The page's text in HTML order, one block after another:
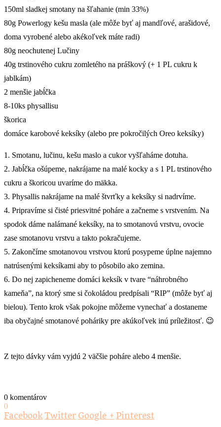
150ml sladkej smotany na šľahanie (min 33%)
80g Powerlogy kešu masla (ale môže byť aj mandľové, arašidové,
doma vyrobené alebo akékoľvek máte radi)
80g neochutenej Lučiny
40g trstinového cukru zomletého na práškový (+ 1 PL cukru k
jablkám)
2 menšie jabĺčka
8-10ks physallisu
škorica
domáce karobové keksíky (alebo pre pokročilých Oreo keksíky)
1. Smotanu, lučinu, kešu maslo a cukor vyšľaháme dotuha.
2. Jabĺčka ošúpeme, nakrájame na malé kocky a s 1 PL trstinového
cukru a škoricou uvaríme do mäkka.
3. Physallis nakrájame na malé štvrťky a keksíky si nadrvíme.
4. Pripravíme si čisté priesvitné poháre a začneme s vrstvením. Na
spodok dáme nalámané keksíky, na to smotanovú vrstvu, ovocie
zase smotanovu vrstvu a takto pokračujeme.
5. Zakončíme smotanovou vrstvou ktorú posypeme úplne najemno
natrúsenými keksíkami aby to pôsobilo ako zemina.
6. Do nej zapicheneme domáci keksík v tvare “náhrobného
kameňa”, na ktorý sme si čokoládou predpísali “RIP” (môže byť aj
bielou). Tento krok však pokojne môžeme vynechať a dostaneme
iba obyčajné smotanové poháriky pre akúkoľvek inú príležitosť. 😉
Z tejto dávky vám vyjdú 2 väčšie poháre alebo 4 menšie.
0 komentárov
0
Facebook Twitter Google + Pinterest